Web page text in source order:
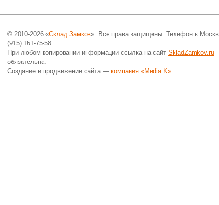
© 2010-2026 «Склад Замков». Все права защищены. Телефон в
(915) 161-75-58.
При любом копировании информации ссылка на сайт SkladZamkov.ru
обязательна.
Создание и продвижение сайта — компания «Media K»